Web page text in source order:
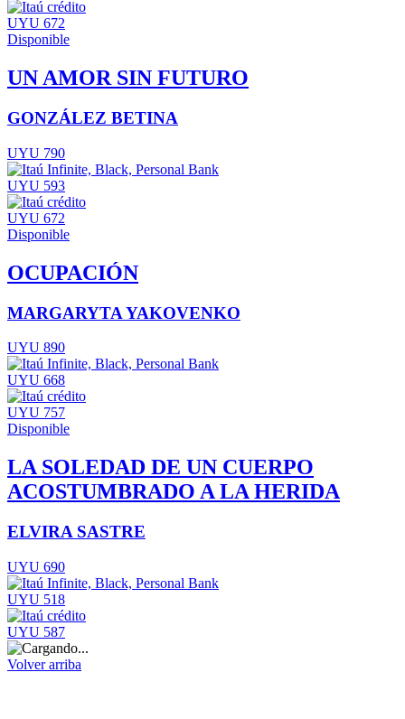
UYU 672
Disponible
UN AMOR SIN FUTURO
GONZÁLEZ BETINA
UYU 790
UYU 593
UYU 672
Disponible
OCUPACIÓN
MARGARYTA YAKOVENKO
UYU 890
UYU 668
UYU 757
Disponible
LA SOLEDAD DE UN CUERPO
ACOSTUMBRADO A LA HERIDA
ELVIRA SASTRE
UYU 690
UYU 518
UYU 587
Volver arriba